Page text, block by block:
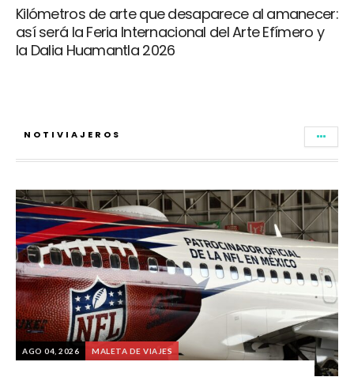
Kilómetros de arte que desaparece al amanecer:
así será la Feria Internacional del Arte Efímero y
la Dalia Huamantla 2026
NOTIVIAJEROS
AGO 04, 2026 MALETA DE VIAJES